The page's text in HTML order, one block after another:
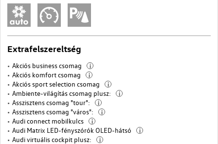
Extrafelszereltség
Akciós business csomag i
Akciós komfort csomag i
Akciós sport selection csomag i
Ambiente-világítás csomag plusz: i
Asszisztens csomag "tour": i
Asszisztens csomag "város": i
Audi connect mobilkulcs i
Audi Matrix LED-fényszórók OLED-hátsó i
Audi virtuális cockpit plusz: i